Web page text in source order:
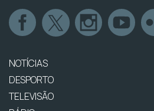
NOTÍCIAS
DESPORTO
TELEVISÃO